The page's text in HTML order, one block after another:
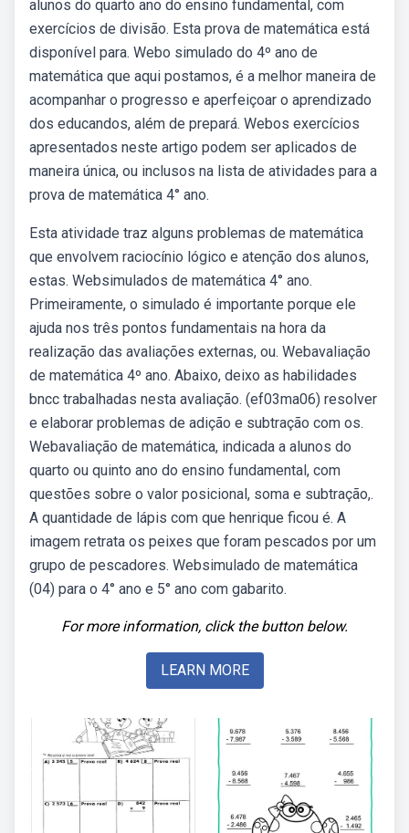
alunos do quarto ano do ensino fundamental, com
exercícios de divisão. Esta prova de matemática está
disponível para. Webo simulado do 4º ano de
matemática que aqui postamos, é a melhor maneira de
acompanhar o progresso e aperfeiçoar o aprendizado
dos educandos, além de prepará. Webos exercícios
apresentados neste artigo podem ser aplicados de
maneira única, ou inclusos na lista de atividades para a
prova de matemática 4° ano.
Esta atividade traz alguns problemas de matemática
que envolvem raciocínio lógico e atenção dos alunos,
estas. Websimulados de matemática 4° ano.
Primeiramente, o simulado é importante porque ele
ajuda nos três pontos fundamentais na hora da
realização das avaliações externas, ou. Webavaliação
de matemática 4º ano. Abaixo, deixo as habilidades
bncc trabalhadas nesta avaliação. (ef03ma06) resolver
e elaborar problemas de adição e subtração com os.
Webavaliação de matemática, indicada a alunos do
quarto ou quinto ano do ensino fundamental, com
questões sobre o valor posicional, soma e subtração,.
A quantidade de lápis com que henrique ficou é. A
imagem retrata os peixes que foram pescados por um
grupo de pescadores. Websimulado de matemática
(04) para o 4° ano e 5° ano com gabarito.
For more information, click the button below.
LEARN MORE